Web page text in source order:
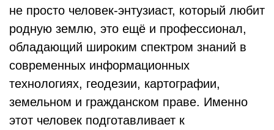
не просто человек­-энтузиаст, который любит
родную землю, это ещё и профессионал,
обладающий широким спектром знаний в
современных информационных
технологиях, геодезии, картографии,
земельном и гражданском праве. Именно
этот человек подготавливает к